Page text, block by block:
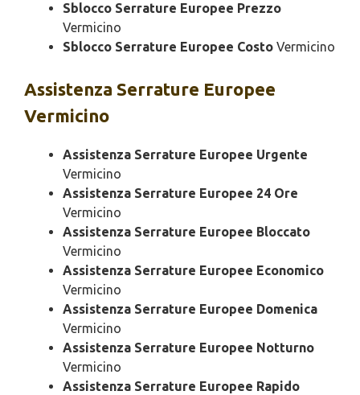
Sblocco Serrature Europee Prezzo
Vermicino
Sblocco Serrature Europee Costo Vermicino
Assistenza Serrature Europee
Vermicino
Assistenza Serrature Europee Urgente
Vermicino
Assistenza Serrature Europee 24 Ore
Vermicino
Assistenza Serrature Europee Bloccato
Vermicino
Assistenza Serrature Europee Economico
Vermicino
Assistenza Serrature Europee Domenica
Vermicino
Assistenza Serrature Europee Notturno
Vermicino
Assistenza Serrature Europee Rapido